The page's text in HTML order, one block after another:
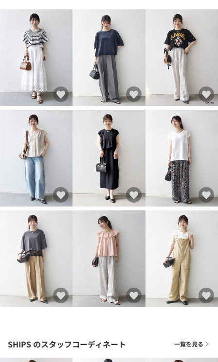
SHIPS のスタッフコーディネート 一覧を見る